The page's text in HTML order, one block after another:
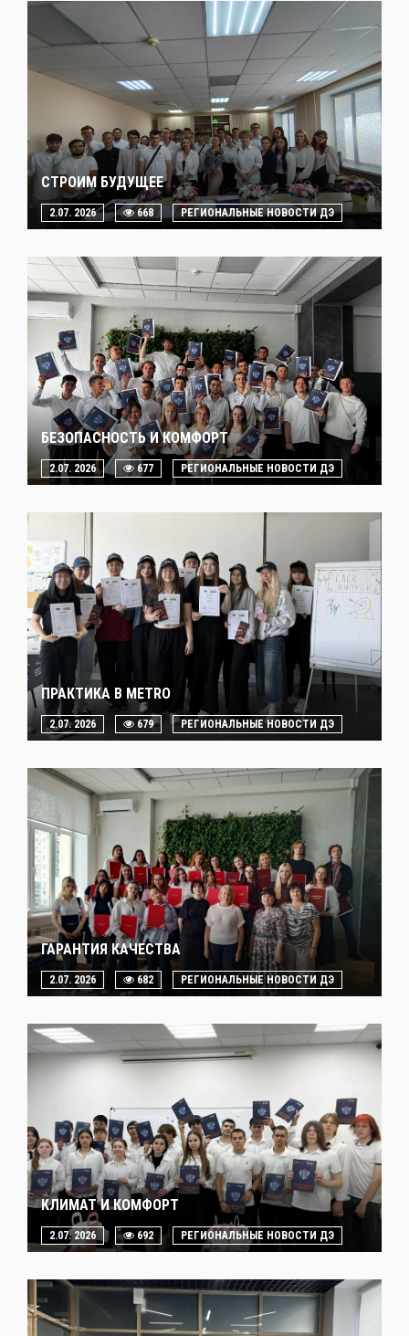
СТРОИМ БУДУЩЕЕ
2.07. 2026 668 РЕГИОНАЛЬНЫЕ НОВОСТИ ДЭ
БЕЗОПАСНОСТЬ И КОМФОРТ
2.07. 2026 677 РЕГИОНАЛЬНЫЕ НОВОСТИ ДЭ
ПРАКТИКА В METRO
2.07. 2026 679 РЕГИОНАЛЬНЫЕ НОВОСТИ ДЭ
ГАРАНТИЯ КАЧЕСТВА
2.07. 2026 682 РЕГИОНАЛЬНЫЕ НОВОСТИ ДЭ
КЛИМАТ И КОМФОРТ
2.07. 2026 692 РЕГИОНАЛЬНЫЕ НОВОСТИ ДЭ